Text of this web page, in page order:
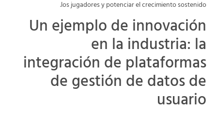
los jugadores y potenciar el crecimiento sostenido.
Un ejemplo de innovación
en la industria: la
integración de plataformas
de gestión de datos de
usuario